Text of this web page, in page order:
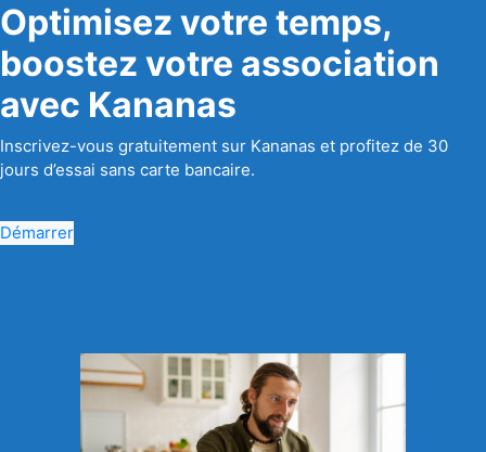
Optimisez votre temps,
boostez votre association
avec Kananas
Inscrivez-vous gratuitement sur Kananas et profitez de 30
jours d’essai sans carte bancaire.
Démarrer